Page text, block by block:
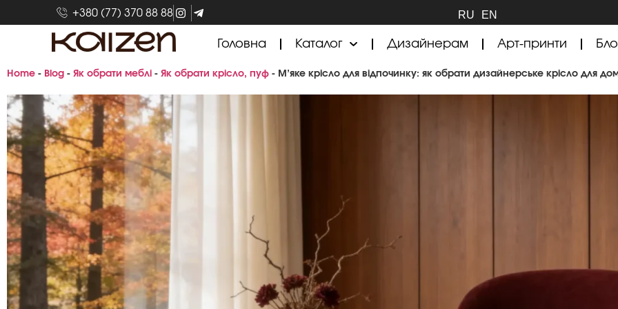
+380 (77) 370 88 88 RU EN
Головна Каталог Дизайнерам Арт-принти
Home - Blog - Як обрати меблі - Як обрати крісло, пуф - М’яке крісло для відпочинку: як обрати дизайнерське крісло для